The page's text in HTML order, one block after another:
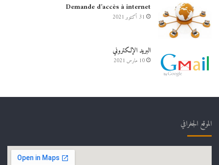
Demande d’accès à internet
31 أكتوبر 2021
البريد الإلكتروني
10 مارس 2021
الموقع الجغرافي